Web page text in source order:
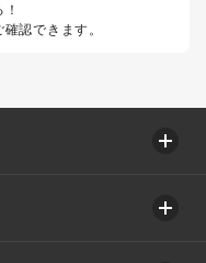
認できます。